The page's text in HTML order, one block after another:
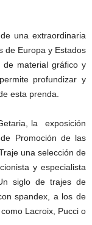
una extraordinaria
de Europa y Estados
de material gráfico y
profundizar y
esta prenda.
la exposición
Promoción de las
una selección de
y especialista
siglo de trajes de
spandex, a los de
Lacroix, Pucci o